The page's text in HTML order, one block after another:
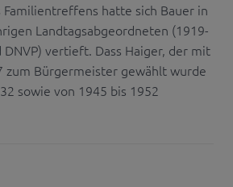
hatte sich Bauer in
Landtagsabgeordneten (1919-
vertieft. Dass Haiger, der mit
zum Bürgermeister gewählt wurde
sowie von 1945 bis 1952